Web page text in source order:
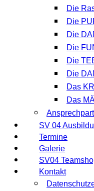
Die
Die
Die
Die
Die
Die
Das
Das
SV 04
Termine
Galerie
SV04
Kontakt